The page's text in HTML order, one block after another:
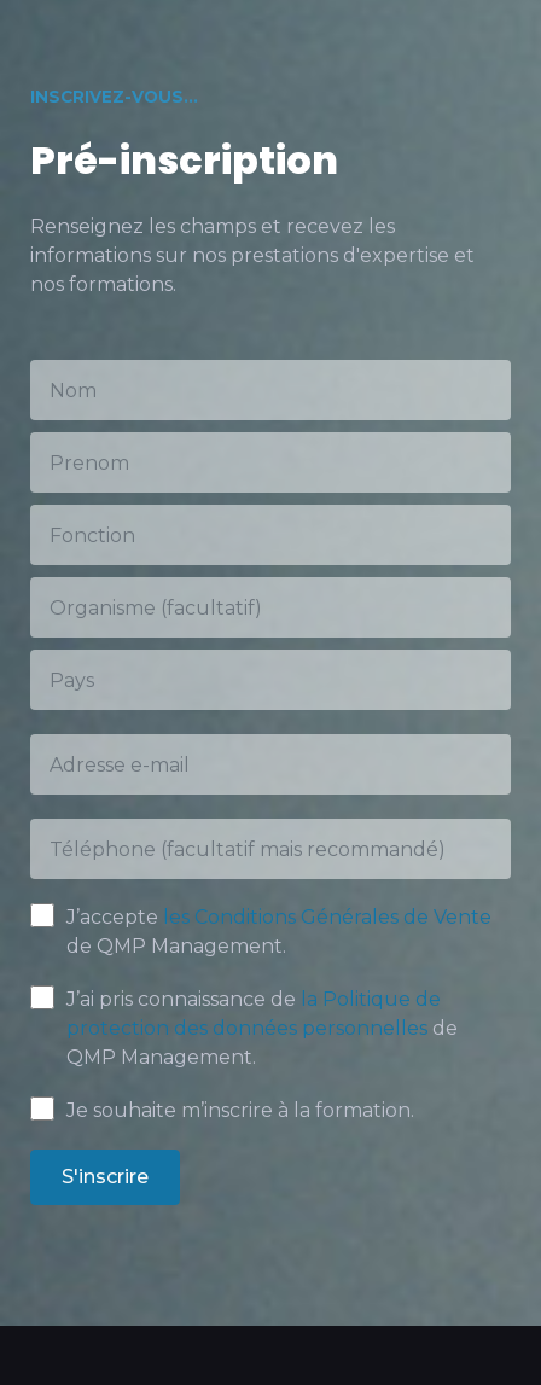
INSCRIVEZ-VOUS...
Pré-inscription
Renseignez les champs et recevez les
informations sur nos prestations d'expertise et
nos formations.
J’accepte les Conditions Générales de Vente
de QMP Management.
J’ai pris connaissance de la Politique de
protection des données personnelles de
QMP Management.
Je souhaite m’inscrire à la formation.
S'inscrire